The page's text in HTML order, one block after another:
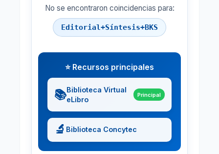
No se encontraron coincidencias para:
Editorial+Síntesis+BKS
⭐ Recursos principales
📚Biblioteca Virtual
eLibro
Principal
🔬 Biblioteca Concytec